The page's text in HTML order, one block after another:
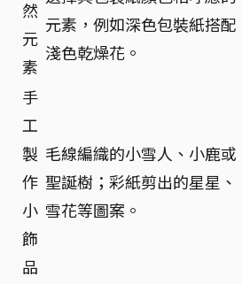
然
元
素
元素，例如深色包裝紙搭配
淺色乾燥花。
手
工
製
作
小
飾
品
毛線編織的小雪人、小鹿或
聖誕樹；彩紙剪出的星星、
雪花等圖案。